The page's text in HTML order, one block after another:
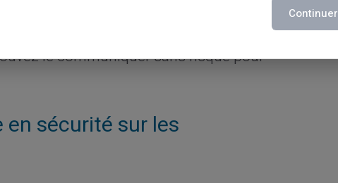
pour recevoir des virements.
débiter votre compte. Un escroc ne peut
le communiquer sans risque pour
en sécurité sur les
Continuer